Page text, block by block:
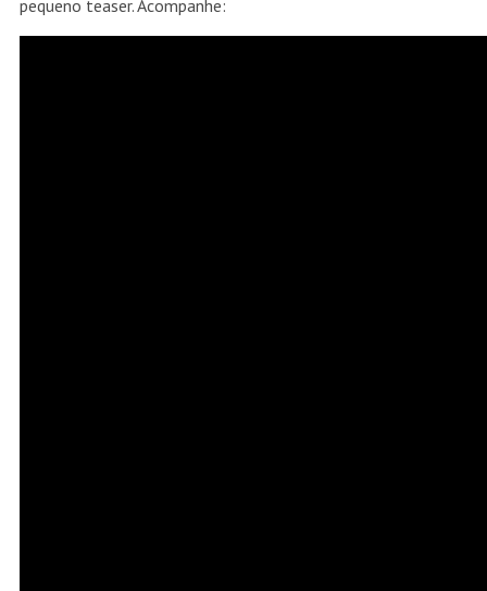
pequeno teaser. Acompanhe: